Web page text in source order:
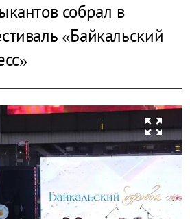
собрал в
«Байкальский
zoom_out_map